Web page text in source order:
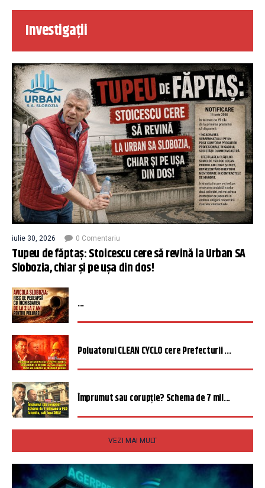
Investigații
iulie 30, 2026 0 Comentariu
Tupeu de făptaș: Stoicescu cere să revină la Urban SA
Slobozia, chiar și pe ușa din dos!
...
Poluatorul CLEAN CYCLO cere Prefecturii ...
Împrumut sau corupție? Schema de 7 mil...
VEZI MAI MULT